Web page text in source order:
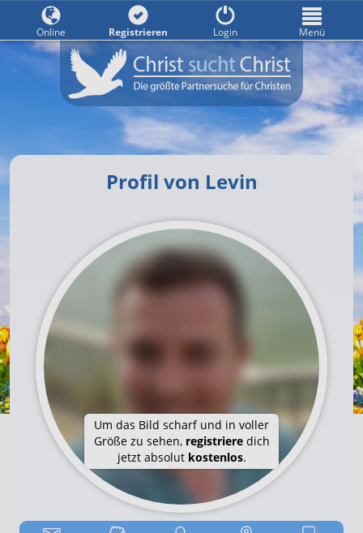
Profil von Levin
Um das Bild scharf und in voller
Größe zu sehen, registrieredich
jetzt absolut kostenlos.
Online Registrieren Login Menü